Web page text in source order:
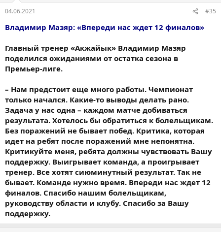
04.06.2021 #35
Владимир Мазяр: «Впереди нас ждет 12 финалов»
Главный тренер «Акжайык» Владимир Мазяр
поделился ожиданиями от остатка сезона в
Премьер-лиге.
– Нам предстоит еще много работы. Чемпионат
только начался. Какие-то выводы делать рано.
Задача у нас одна – каждом матче добиваться
результата. Хотелось бы обратиться к болельщикам.
Без поражений не бывает побед. Критика, которая
идет на ребят после поражений мне непонятна.
Критикуйте меня, ребята должны чувствовать Вашу
поддержку. Выигрывает команда, а проигрывает
тренер. Все хотят сиюминутный результат. Так не
бывает. Команде нужно время. Впереди нас ждет 12
финалов. Спасибо нашим болельщикам,
руководству области и клубу. Спасибо за Вашу
поддержку.